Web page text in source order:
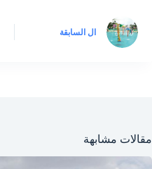
ال السابقة
مقالات مشابهة